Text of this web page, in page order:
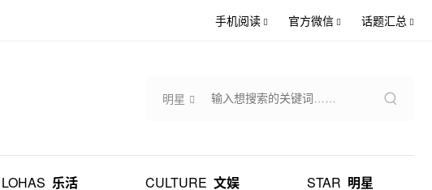
手机阅读 官方微信 话题汇总
明星
LOHAS 乐活 CULTURE 文娱 STAR 明星